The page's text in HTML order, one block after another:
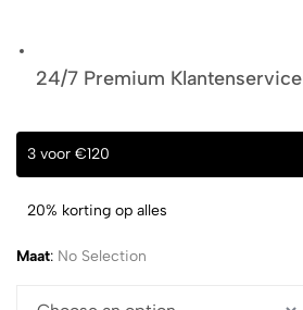
24/7 Premium Klantenservice
3 voor €120
20% korting op alles
Maat: No Selection